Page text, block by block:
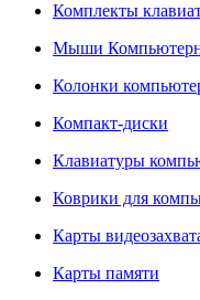
Комплекты
Мыши
Колонки
Компакт-диски
Клавиатуры
Коврики для
Карты
Карты памяти